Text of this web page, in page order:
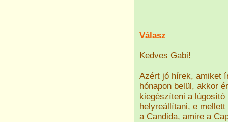
Válasz
Kedves Gabi!
Azért jó hírek, amiket
hónapon belül, akkor
kiegészíteni a
helyreállítani, e
a Candida, amire a